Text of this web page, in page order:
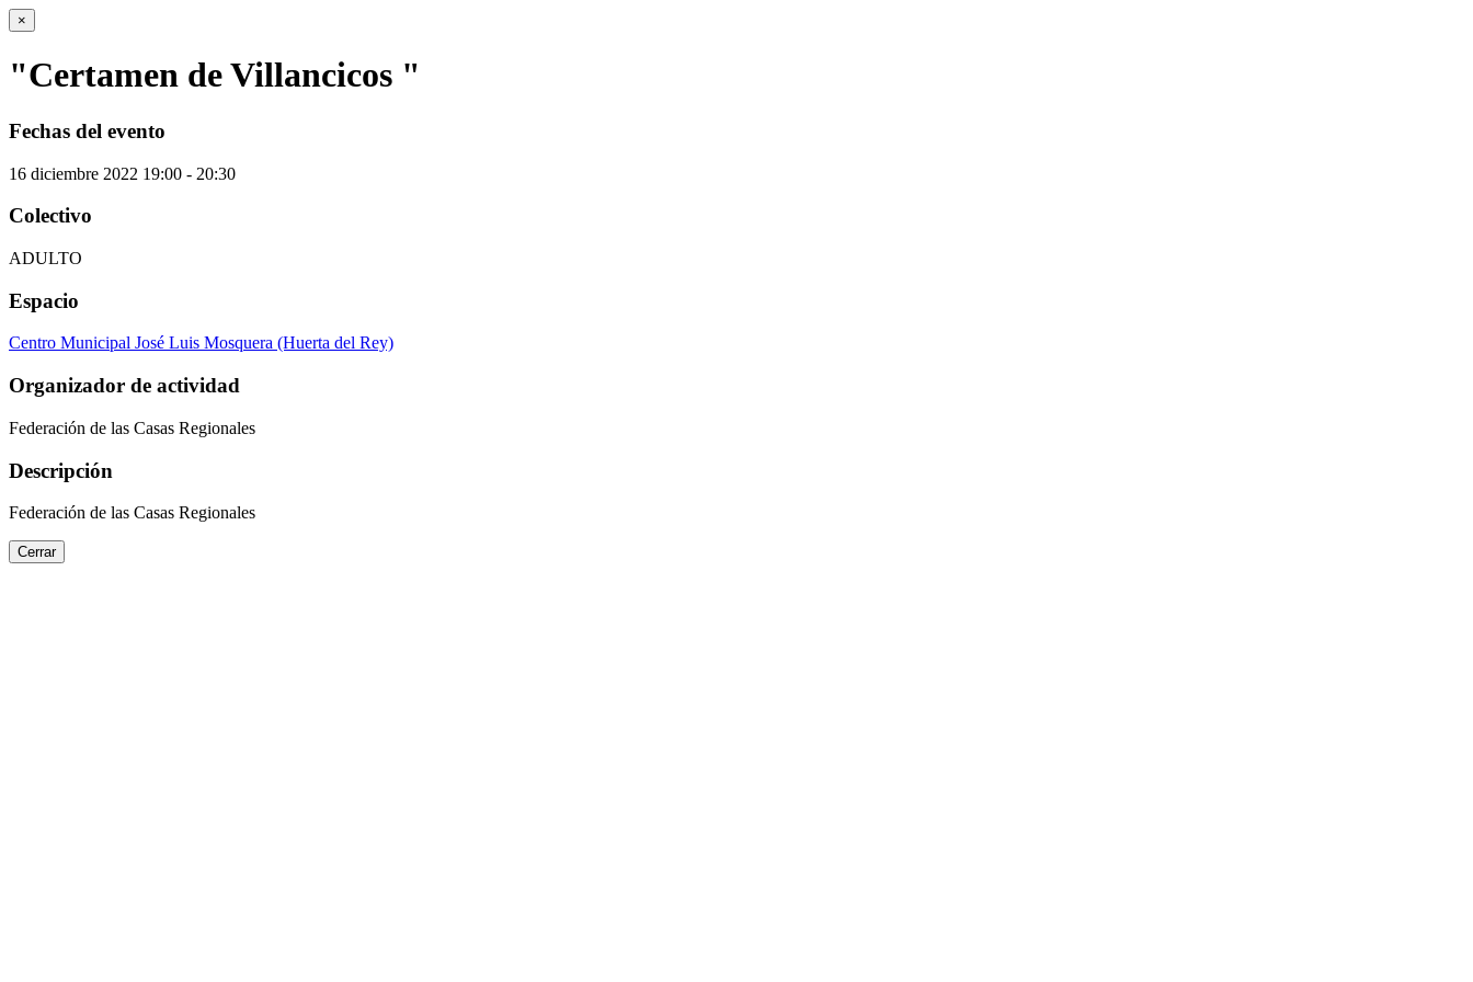
×
"Certamen de Villancicos "
Fechas del evento
16 diciembre 2022 19:00 - 20:30
Colectivo
ADULTO
Espacio
Centro Municipal José Luis Mosquera (Huerta del Rey)
Organizador de actividad
Federación de las Casas Regionales
Descripción
Federación de las Casas Regionales
Cerrar